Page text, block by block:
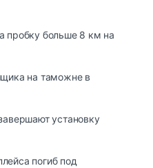
пробку больше 8 км на
на таможне в
ycтaнoвкy
погиб под